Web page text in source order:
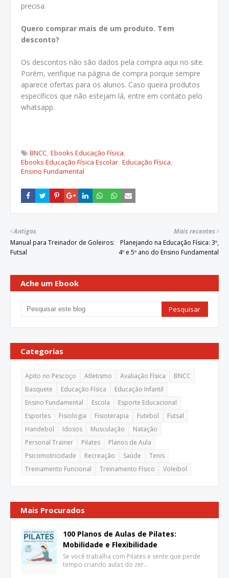
precisa.
Quero comprar mais de um produto. Tem
desconto?
Os descontos não são dados pela compra aqui no site.
Porém, verifique na página de compra porque sempre
aparece ofertas para os alunos. Caso queira produtos
específicos que não estejam lá, entre em contato pelo
whatsapp.
BNCC Ebooks Educação Física
Ebooks Educação Física Escolar Educação Física
Ensino Fundamental
Mais recentes
Planejando na Educação Física: 3º,
4º e 5º ano do Ensino Fundamental
Antigos
Manual para Treinador de Goleiros:
Futsal
Ache um Ebook
Categorias
Apito no Pescoço Atletismo Avaliação Física
BNCC
Basquete
Educação Física
Educação Infantil
Ensino Fundamental
Escola
Esporte Educacional
Esportes
Fisiologia Fisioterapia Futebol
Futsal
Handebol
Idosos Musculação
Natação
Personal Trainer
Pilates
Planos de Aula
Psicomotricidade
Recreação Saúde
Tenis
Treinamento Funcional
Treinamento Físico Voleibol
Mais Procurados
100 Planos de Aulas de Pilates:
Mobilidade e Flexibilidade
Se você trabalha com Pilates e sente que perde
tempo criando aulas do zer…